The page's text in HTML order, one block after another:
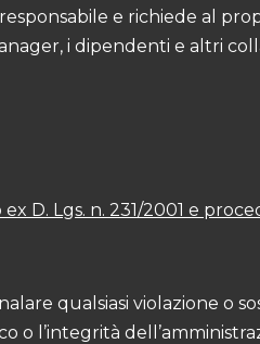
e richiede al
i dipendenti e altri
D. Lgs. n. 231/2001 e
qualsiasi violazione o
o l’integrità